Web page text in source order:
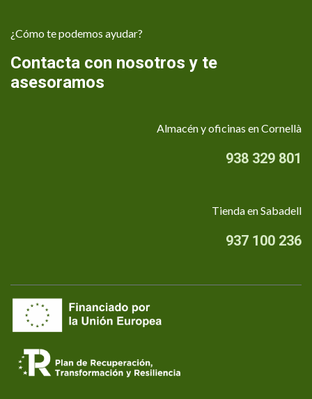
¿Cómo te podemos ayudar?
Contacta con nosotros y te
asesoramos
Almacén y oficinas en Cornellà
938 329 801
Tienda en Sabadell
937 100 236